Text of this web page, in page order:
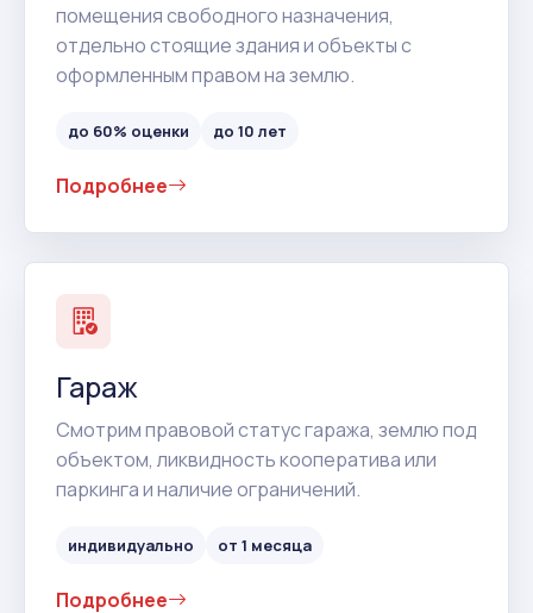
помещения свободного назначения,
отдельно стоящие здания и объекты с
оформленным правом на землю.
до 60% оценки до 10 лет
Подробнее
Гараж
Смотрим правовой статус гаража, землю под
объектом, ликвидность кооператива или
паркинга и наличие ограничений.
индивидуально от 1 месяца
Подробнее